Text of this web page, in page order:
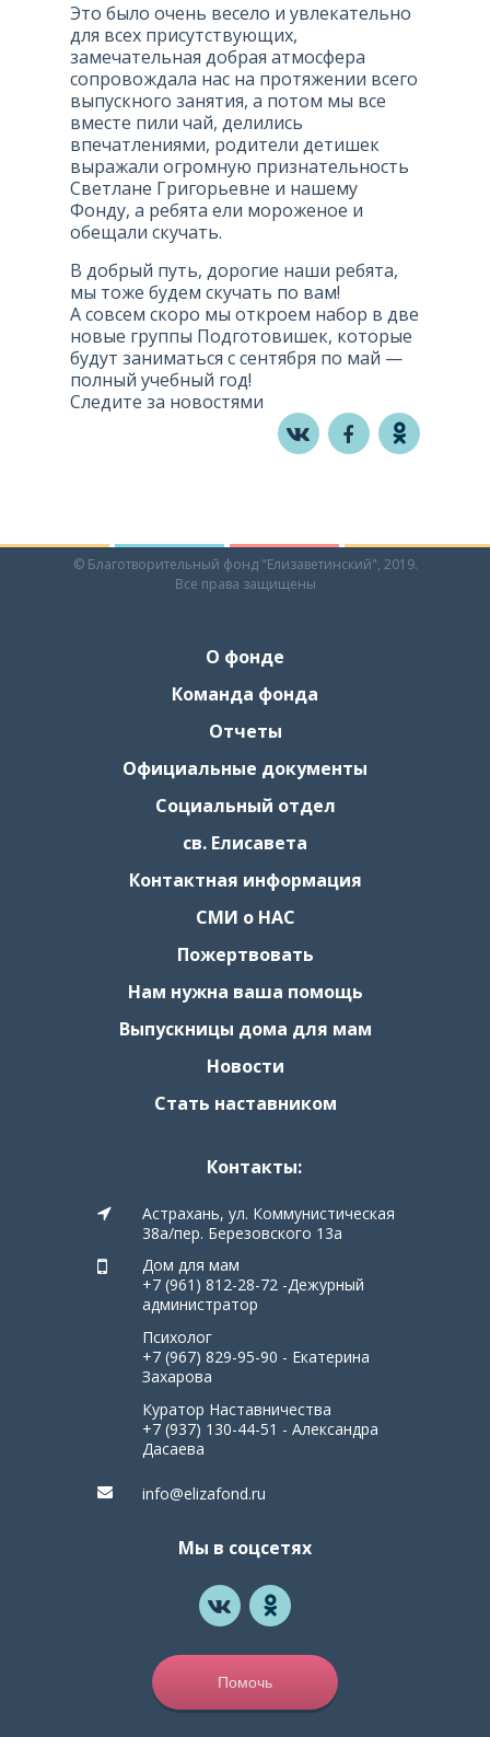
Это было очень весело и увлекательно
для всех присутствующих,
замечательная добрая атмосфера
сопровождала нас на протяжении всего
выпускного занятия, а потом мы все
вместе пили чай, делились
впечатлениями, родители детишек
выражали огромную признательность
Светлане Григорьевне и нашему
Фонду, а ребята ели мороженое и
обещали скучать.
В добрый путь, дорогие наши ребята,
мы тоже будем скучать по вам!
А совсем скоро мы откроем набор в две
новые группы Подготовишек, которые
будут заниматься с сентября по май —
полный учебный год!
Следите за новостями
© Благотворительный фонд "Елизаветинский", 2019.
Все права защищены
О фонде
Команда фонда
Отчеты
Официальные документы
Социальный отдел
св. Елисавета
Контактная информация
СМИ о НАС
Пожертвовать
Нам нужна ваша помощь
Выпускницы дома для мам
Новости
Стать наставником
Контакты:
Астрахань, ул. Коммунистическая
38а/пер. Березовского 13а
Дом для мам
+7 (961) 812-28-72 -Дежурный
администратор
Психолог
+7 (967) 829-95-90 - Екатерина
Захарова
Куратор Наставничества
+7 (937) 130-44-51 - Александра
Дасаева
info@elizafond.ru
Мы в соцсетях
Помочь